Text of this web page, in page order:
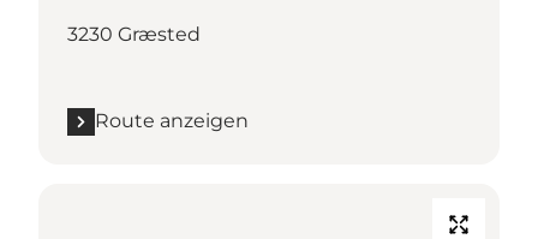
3230 Græsted
Route anzeigen